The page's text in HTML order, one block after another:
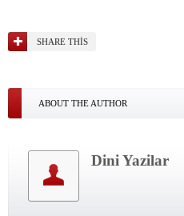
SHARE THIS
ABOUT THE AUTHOR
Dini Yazilar